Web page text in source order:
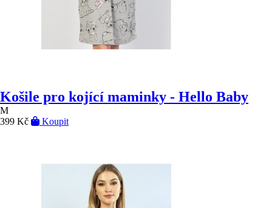
Košile pro kojící maminky - Hello Baby
M
399 Kč
Koupit